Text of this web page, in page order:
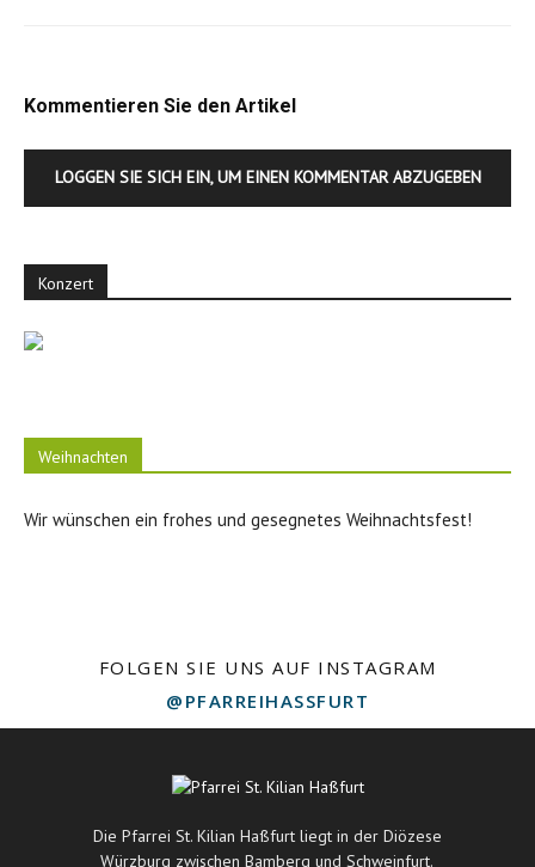
Kommentieren Sie den Artikel
LOGGEN SIE SICH EIN, UM EINEN KOMMENTAR ABZUGEBEN
Konzert
Weihnachten
Wir wünschen ein frohes und gesegnetes Weihnachtsfest!
FOLGEN SIE UNS AUF INSTAGRAM
@PFARREIHASSFURT
Die Pfarrei St. Kilian Haßfurt liegt in der Diözese
Würzburg zwischen Bamberg und Schweinfurt.